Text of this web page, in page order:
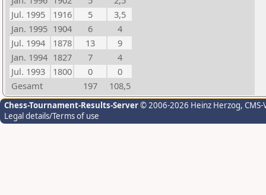
Jul. 1995
1916 5
3,5
Jan. 1995 1904 6
4
Jul. 1994
1878 13
9
Jan. 1994 1827 7
4
Jul. 1993
1800 0
0
Gesamt
197 108,5
Chess-Tournament-Results-Server© 2006-2026 Heinz Herzog,
Legal details/Terms of use